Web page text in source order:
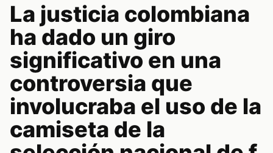
La justicia colombiana
ha dado un giro
significativo en una
controversia que
involucraba el uso de la
camiseta de la